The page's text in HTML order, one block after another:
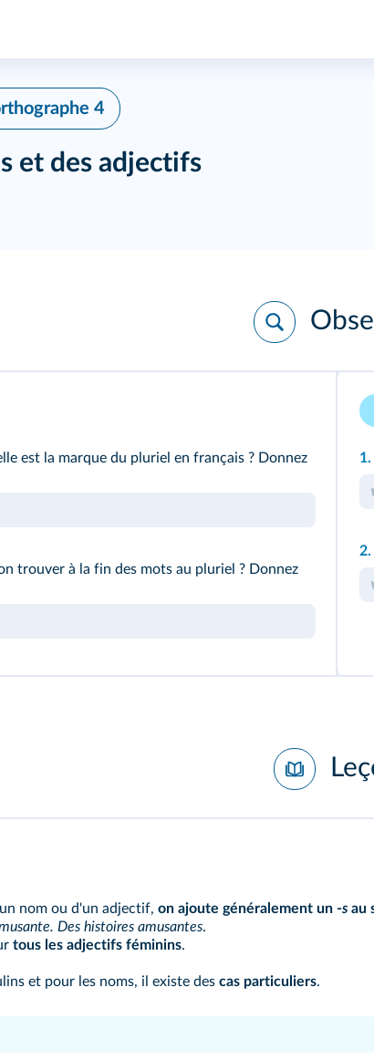
4
et des adjectifs
est la marque du pluriel en français ? Donnez
trouver à la fin des mots au pluriel ? Donnez
1.
2.
nom ou d'un adjectif, on ajoute généralement un -s au
Des histoires amusantes.
tous les adjectifs féminins.
et pour les noms, il existe des cas particuliers.